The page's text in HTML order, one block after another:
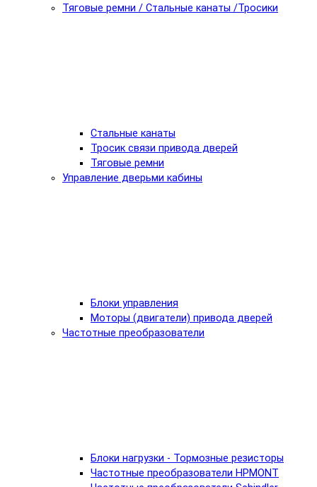
Тяговые ремни / Стальные канаты /Тросики
Стальные канаты
Тросик связи привода дверей
Тяговые ремни
Управление дверьми кабины
Блоки управления
Моторы (двигатели) привода дверей
Частотные преобразователи
Блоки нагрузки - Тормозные резисторы
Частотные преобразователи HPMONT